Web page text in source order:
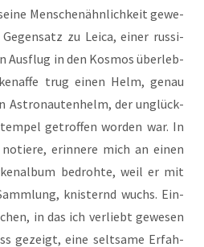
Men­schen­ähn­lich­keit gewe­
zu Lei­ca, einer rus­si­
Aus­flug in den Kos­mos über­leb­
trug einen Helm, genau
Astro­nau­ten­helm, der unglück­
getrof­fen wor­den war. In
erin­ne­re mich an einen
bedroh­te, weil er mit
knis­ternd wuchs. Ein­
in das ich ver­liebt gewe­sen
gezeigt, eine selt­sa­me Erfah­